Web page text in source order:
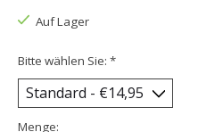
Auf Lager
Bitte wählen Sie: *
Menge: